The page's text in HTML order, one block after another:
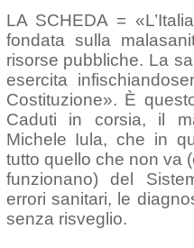
LA SCHEDA =
fondata sulla
risorse pubbliche. La
esercita
Costituzione». È
Caduti in corsia, il
Michele Iula, che in
tutto quello che non va
funzionano) del
errori sanitari, le
senza risveglio.